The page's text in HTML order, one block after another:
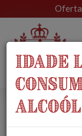
Oferta
IDADE